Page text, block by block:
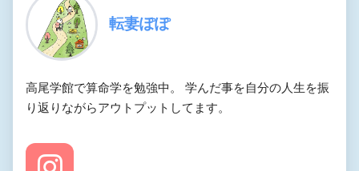
転妻ぽぽ
高尾学館で算命学を勉強中。 学んだ事を自分の人生を振
り返りながらアウトプットしてます。